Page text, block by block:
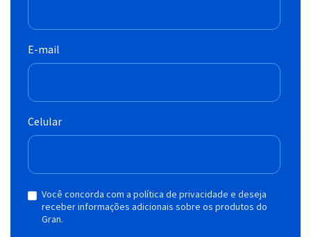
E-mail
Celular
Você concorda com a política de privacidade e deseja
receber informações adicionais sobre os produtos do
Gran.